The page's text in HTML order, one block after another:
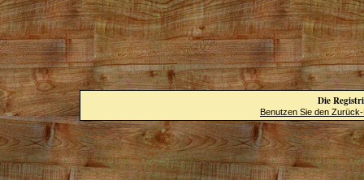
Die
Benutzen Sie den